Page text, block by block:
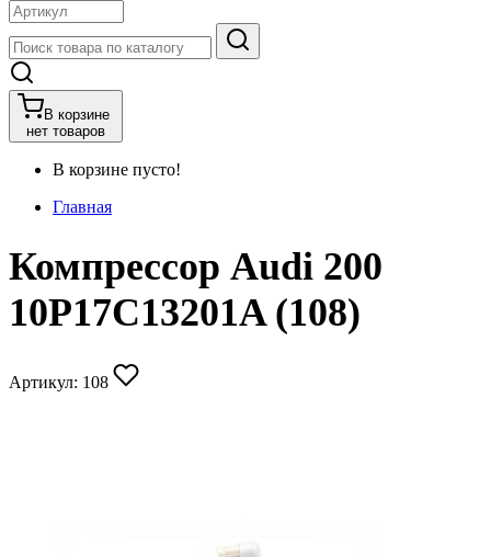
В корзине
нет товаров
В корзине пусто!
Главная
Компрессор Audi 200
10P17C13201A (108)
Артикул: 108